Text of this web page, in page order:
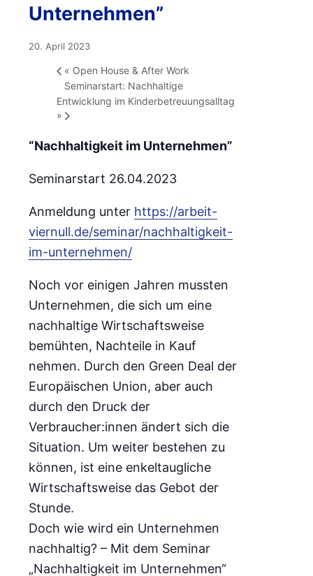
Unternehmen”
20. April 2023
« Open House & After Work
Seminarstart: Nachhaltige
Entwicklung im Kinderbetreuungsalltag
»
“Nachhaltigkeit im Unternehmen”
Seminarstart 26.04.2023
Anmeldung unter https://arbeit-
viernull.de/seminar/nachhaltigkeit-
im-unternehmen/
Noch vor einigen Jahren mussten
Unternehmen, die sich um eine
nachhaltige Wirtschaftsweise
bemühten, Nachteile in Kauf
nehmen. Durch den Green Deal der
Europäischen Union, aber auch
durch den Druck der
Verbraucher:innen ändert sich die
Situation. Um weiter bestehen zu
können, ist eine enkeltaugliche
Wirtschaftsweise das Gebot der
Stunde.
Doch wie wird ein Unternehmen
nachhaltig? – Mit dem Seminar
„Nachhaltigkeit im Unternehmen“